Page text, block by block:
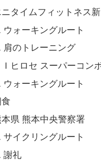
ニタイムフィットネス
ウォーキングルート
肩のトレーニング
Ｉヒロセ スーパーコン
ウォーキングルート
本県 熊本中央警察署
サイクリングルート
謝礼